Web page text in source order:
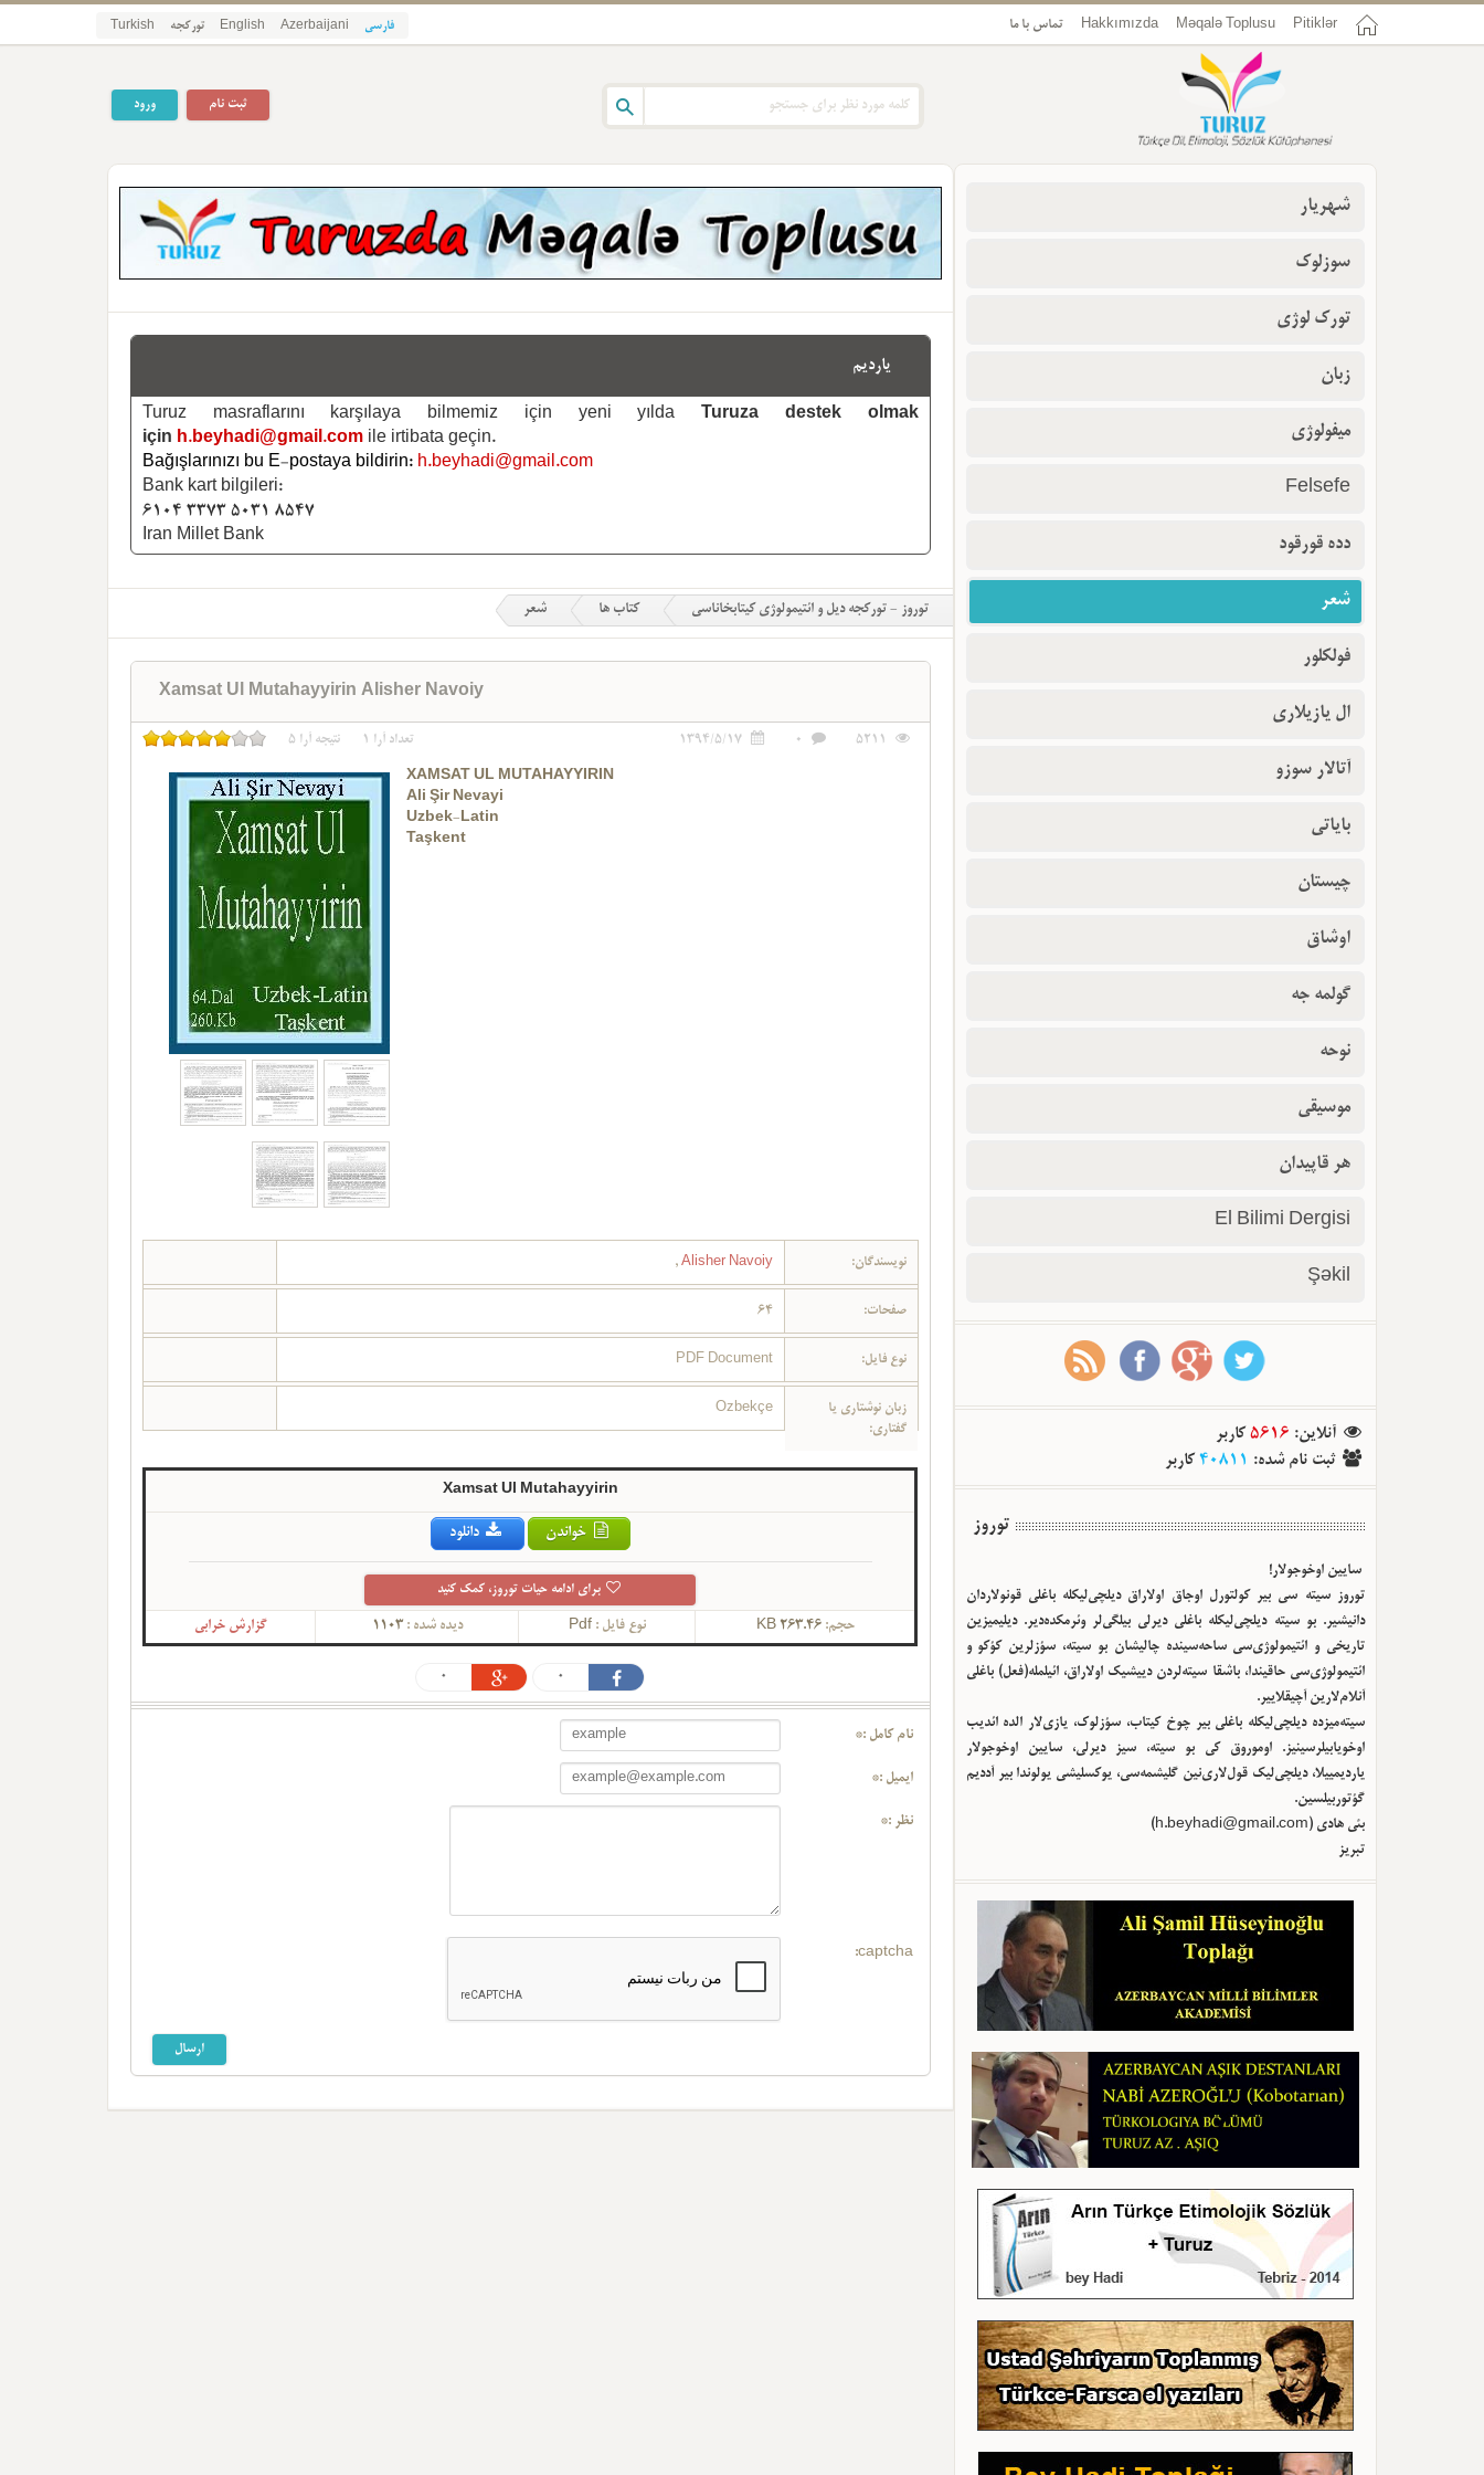
Pitiklər
Məqalə Toplusu
Hakkımızda تماس با ما فارسی Azerbaijani
English تورکجه Turkish
ورود ثبت نام
یاردیم
Turuz masraflarını karşılaya bilmemiz için yeni yılda
Turuza destek olmak
için h.beyhadi@gmail.com ile irtibata geçin.
Bağışlarınızı bu E-postaya bildirin: h.beyhadi@gmail.com
Bank kart bilgileri:
6104 3373 5031 8547
Iran Millet Bank
توروز - تورکجه دیل و ائتیمولوژی کیتابخاناسی کتاب ها شعر
Xamsat Ul Mutahayyirin Alisher Navoiy
5211
0
1394/5/17 تعداد آرا 1 نتیجه آرا 5
XAMSAT UL MUTAHAYYIRIN
Ali Şir Nevayi
Uzbek-Latin
Taşkent
نویسندگان: Alisher Navoiy
,
صفحات: 64
نوع فایل: PDF Document
زبان نوشتاری یا
گفتاری:
Ozbekçe
Xamsat Ul Mutahayyirin
خواندن دانلود
برای ادامه حیات توروز، کمک کنید
حجم:263.46 KB نوع فایل :Pdf دیده شده :1103 گزارش خرابی
0
0
نام کامل :*
ایمیل :*
نظر :*
captcha:
شهریار
سوزلوک
تورک لوژی
زبان
میفولوژی
Felsefe
دده قورقود
شعر
فولکلور
ال یازیلاری
آتالار سوزو
بایاتی
چیستان
اوشاق
گولمه جه
نوحه
موسیقی
هر قاپیدان
El Bilimi Dergisi
Şəkil
آنلاین:
5616 کاربر
ثبت نام شده:
40811 کاربر
توروز
سایین اوخوجولار!
توروز سیته سی بیر کولتورل اوجاق اولا‌راق دیلچی‌لیکله باغلی قونولاردان
دانیشیر. بو سیته دیلچی‌لیکله باغلی دیرلی بیلگی‌لر وئرمکده‌دیر. دیلیمیزین
تاریخی و ائتیمولوژی‌سی ساحه‌سینده چالیشان بو سیته، سؤزلرین کؤکو و
ائتیمولوژی‌سی حاقیندا، باشقا سیته‌لردن دییشیک اولا‌راق، ائیلمله(فعل) باغلی
آنلام‌لارین آچیقلاییر.
سیته‌میزده دیلچی‌لیکله باغلی بیر چوخ کیتاب، سؤزلوک، یازی‌لار الده ائدیب
اوخویابیلرسینیز. اوموروق کی بو سیته، سیز دیرلی، سایین اوخوجولار
یاردیمییلا، دیلچی‌لیک قول‌لاری‌نین گلیشمه‌سی، یوکسلیشی یولوندا بیر آددیم
گؤتوربیلسین.
بئی هادی (h.beyhadi@gmail.com
)
تبریز